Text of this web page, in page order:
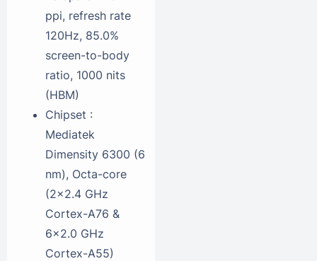
ppi, refresh rate
120Hz, 85.0%
screen-to-body
ratio, 1000 nits
(HBM)
Chipset :
Mediatek
Dimensity 6300 (6
nm), Octa-core
(2x2.4 GHz
Cortex-A76 &
6x2.0 GHz
Cortex-A55)